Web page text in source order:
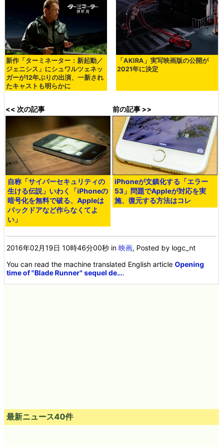
新作「ターミネーター：新起動／
ジェニシス」にシュワルツェネッ
ガーが12年ぶりの出演、一新され
たキャストも明らかに
「AKIRA」実写映画版の公開が
2021年に決定
<< 次の記事
自称「サイバーセキュリティの
生ける伝説」いわく「iPhoneの
暗号化を無料で破る、Appleは
バックドアなど作らなくてよ
い」
前の記事 >>
iPhoneが文鎮化する「エラー
53」問題でAppleが対応を実
施、復元する方法はコレ
2016年02月19日 10時46分00秒 in映画, Posted by logc_nt
You can read the machine translated English articleOpening
time of "Blade Runner" sequel de….
最新ニュース40件